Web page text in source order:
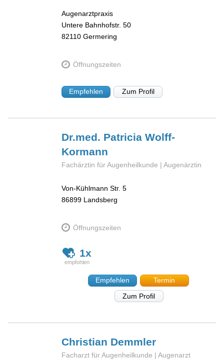
Augenarztpraxis
Untere Bahnhofstr. 50
82110 Germering
Öffnungszeiten
Empfehlen Zum Profil
Dr.med. PatriciaWolff-
Kormann
Fachärztin für Augenheilkunde | Augenärztin
Von-Kühlmann Str. 5
86899 Landsberg
Öffnungszeiten
1x
Empfehlen
Termin
Zum Profil
Christian Demmler
Facharzt für Augenheilkunde | Augenarzt